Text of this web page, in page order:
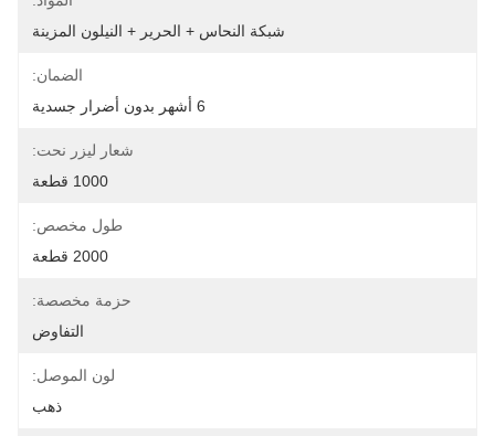
شبكة النحاس + الحرير + النيلون المزينة
الضمان:
6 أشهر بدون أضرار جسدية
شعار ليزر نحت:
1000 قطعة
طول مخصص:
2000 قطعة
حزمة مخصصة:
التفاوض
لون الموصل:
ذهب